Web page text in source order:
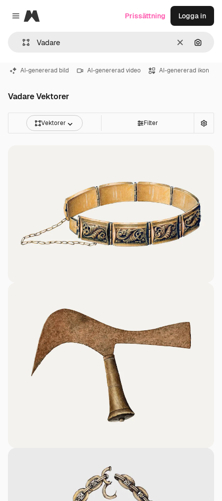
Close menu
Magnific
RensaSök
Prissättning Logga in
AI-genererad bild AI-genererad video AI-genererad ikon
Vadare Vektorer
Vektorer Filter